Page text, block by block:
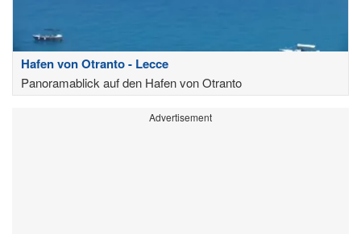
Hafen von Otranto - Lecce
Panoramablick auf den Hafen von Otranto
Advertisement